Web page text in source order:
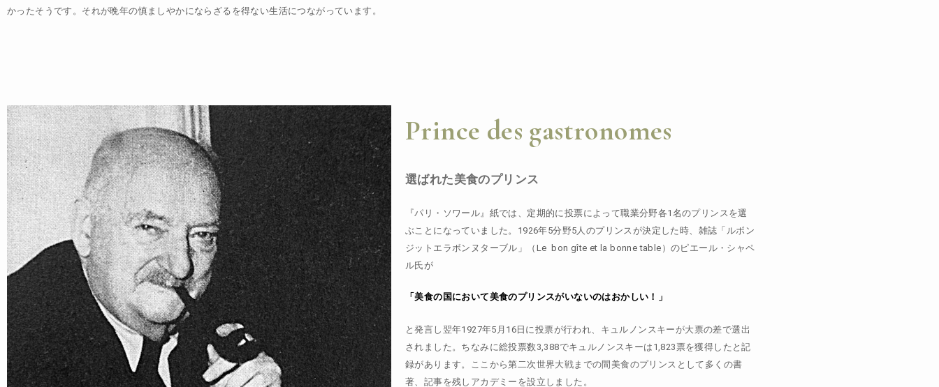
かったそうです。それが晩年の慎ましやかにならざるを得ない生活につながっています。
Prince des gastronomes
選ばれた美食のプリンス
『パリ・ソワール』紙では、 定期的に投票によって職業分野各1 名のプリンスを選
ぶことになっていました。 1926年5分野5 人のプリンスが決定した時、雑誌「ルボン
ジットエラボンヌターブル」（ Le bon gîte et la bonne table ）のピエール・シャペ
ル氏が
「美食の国において美食のプリンスがいないのはおかしい！」
と発言し翌年1927年5 月 16日に投票が行われ、キュルノンスキーが大票の差で選出
されました。ちなみに総投票数 3,388でキュルノンスキーは 1,823 票を獲得したと記
録があります。ここから第二次世界大戦までの間美食のプリンスとして多くの書
著、記事を残しアカデミーを設立しました。